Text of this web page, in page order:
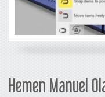
Hemen Manuel